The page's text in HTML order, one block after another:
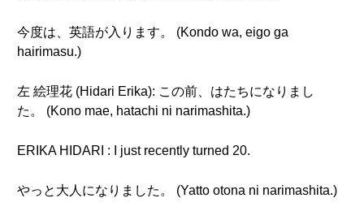
今度は、英語が入ります。 (Kondo wa, eigo ga
hairimasu.)
左 絵理花 (Hidari Erika): この前、はたちになりまし
た。 (Kono mae, hatachi ni narimashita.)
ERIKA HIDARI : I just recently turned 20.
やっと大人になりました。 (Yatto otona ni narimashita.)